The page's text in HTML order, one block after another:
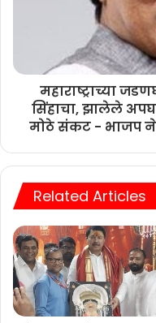
महाराष्ट्राच्या
सिंहाचा, झालेले
मोठे संकट - भाजप
Related Articles